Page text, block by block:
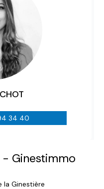
34 40
- Ginestimmo
la Ginestière